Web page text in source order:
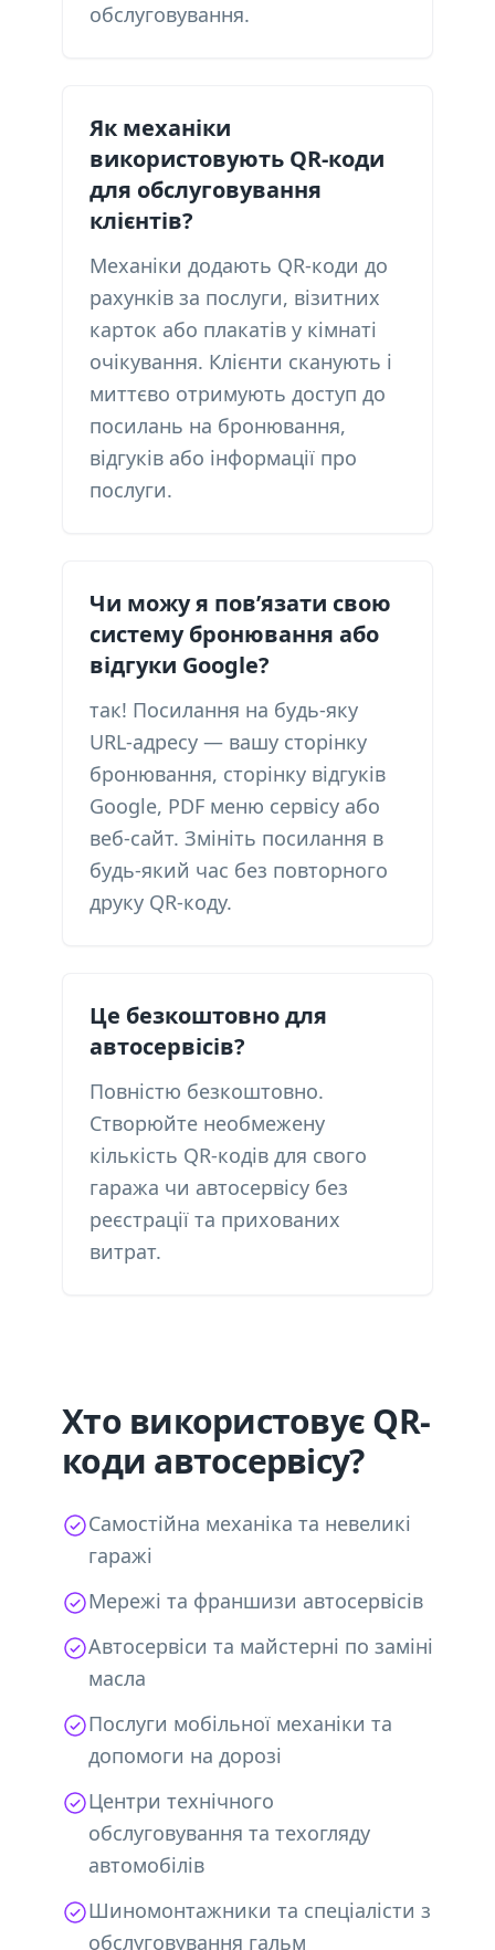
обслуговування.
Як механіки
використовують QR-коди
для обслуговування
клієнтів?
Механіки додають QR-коди до
рахунків за послуги, візитних
карток або плакатів у кімнаті
очікування. Клієнти сканують і
миттєво отримують доступ до
посилань на бронювання,
відгуків або інформації про
послуги.
Чи можу я пов’язати свою
систему бронювання або
відгуки Google?
так! Посилання на будь-яку
URL-адресу — вашу сторінку
бронювання, сторінку відгуків
Google, PDF меню сервісу або
веб-сайт. Змініть посилання в
будь-який час без повторного
друку QR-коду.
Це безкоштовно для
автосервісів?
Повністю безкоштовно.
Створюйте необмежену
кількість QR-кодів для свого
гаража чи автосервісу без
реєстрації та прихованих
витрат.
Хто використовує QR-
коди автосервісу?
Самостійна механіка та невеликі
гаражі
Мережі та франшизи автосервісів
Автосервіси та майстерні по заміні
масла
Послуги мобільної механіки та
допомоги на дорозі
Центри технічного
обслуговування та техогляду
автомобілів
Шиномонтажники та спеціалісти з
обслуговування гальм